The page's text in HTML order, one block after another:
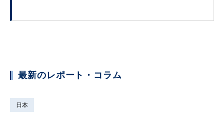
最新のレポート・コラム
日本